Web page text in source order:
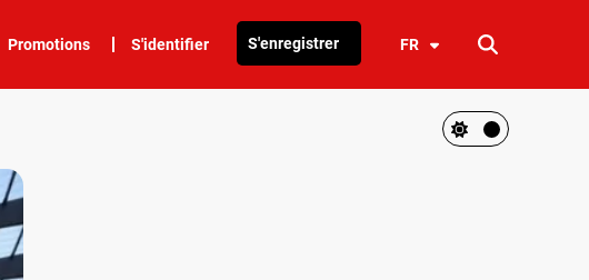
Promotions S'identifier S'enregistrer FR